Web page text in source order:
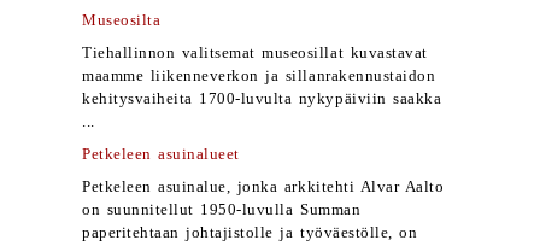
Museosilta
Tiehallinnon valitsemat museosillat kuvastavat
maamme liikenneverkon ja sillanrakennustaidon
kehitysvaiheita 1700-luvulta nykypäiviin saakka
...
Petkeleen asuinalueet
Petkeleen asuinalue, jonka arkkitehti Alvar Aalto
on suunnitellut 1950-luvulla Summan
paperitehtaan johtajistolle ja työväestölle, on